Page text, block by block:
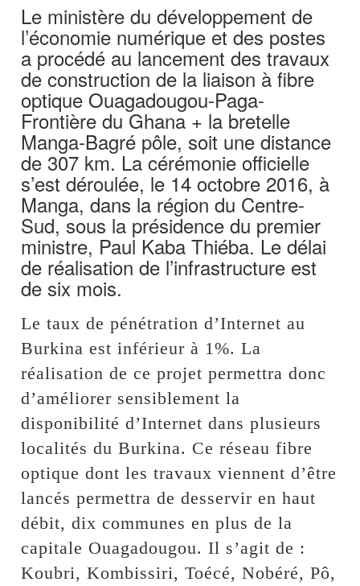
Le ministère du développement de
l’économie numérique et des postes
a procédé au lancement des travaux
de construction de la liaison à fibre
optique Ouagadougou-Paga-
Frontière du Ghana + la bretelle
Manga-Bagré pôle, soit une distance
de 307 km. La cérémonie officielle
s’est déroulée, le 14 octobre 2016, à
Manga, dans la région du Centre-
Sud, sous la présidence du premier
ministre, Paul Kaba Thiéba. Le délai
de réalisation de l’infrastructure est
de six mois.
Le taux de pénétration d’Internet au
Burkina est inférieur à 1%. La
réalisation de ce projet permettra donc
d’améliorer sensiblement la
disponibilité d’Internet dans plusieurs
localités du Burkina. Ce réseau fibre
optique dont les travaux viennent d’être
lancés permettra de desservir en haut
débit, dix communes en plus de la
capitale Ouagadougou. Il s’agit de :
Koubri, Kombissiri, Toécé, Nobéré, Pô,